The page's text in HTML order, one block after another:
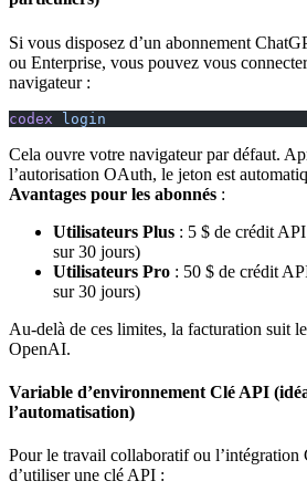
Si vous disposez d’un abonnement
ou Enterprise, vous pouvez vous
navigateur :
codex login
Cela ouvre votre navigateur par défaut.
l’autorisation OAuth, le jeton est
Avantages pour les abonnés :
Utilisateurs Plus : 5 $ de crédit
sur 30 jours)
Utilisateurs Pro : 50 $ de crédit
sur 30 jours)
Au-delà de ces limites, la facturation suit
OpenAI.
Variable d’environnement Clé API
l’automatisation)
Pour le travail collaboratif ou
d’utiliser une clé API :